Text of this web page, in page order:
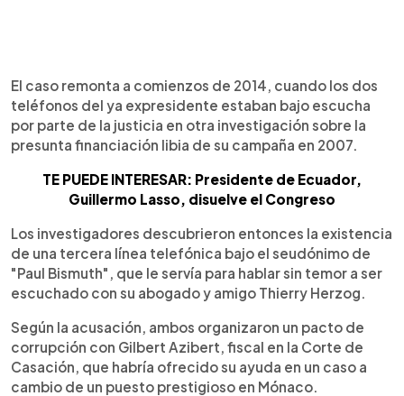
El caso remonta a comienzos de 2014, cuando los dos
teléfonos del ya expresidente estaban bajo escucha
por parte de la justicia en otra investigación sobre la
presunta financiación libia de su campaña en 2007.
TE PUEDE INTERESAR: Presidente de Ecuador,
Guillermo Lasso, disuelve el Congreso
Los investigadores descubrieron entonces la existencia
de una tercera línea telefónica bajo el seudónimo de
"Paul Bismuth", que le servía para hablar sin temor a ser
escuchado con su abogado y amigo Thierry Herzog.
Según la acusación, ambos organizaron un pacto de
corrupción con Gilbert Azibert, fiscal en la Corte de
Casación, que habría ofrecido su ayuda en un caso a
cambio de un puesto prestigioso en Mónaco.